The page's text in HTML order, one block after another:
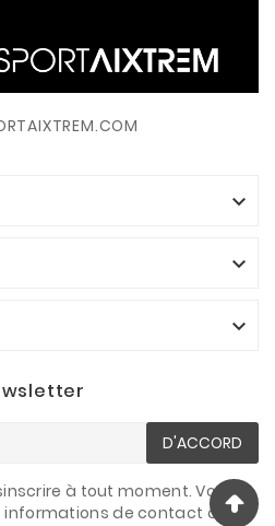



D'ACCORD
à tout moment. Vous
informations de contact dans